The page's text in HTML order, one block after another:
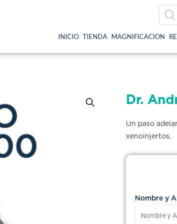
de
INICIO TIENDA MAGNIFICACION
Dr.
Un paso
xenoinjertos.
Nombre y